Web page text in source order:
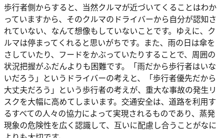
歩行者側からすると、当然クルマが近づいてくることはわか
っていますから、そのクルマのドライバーから自分が認知さ
れていない、なんて想像もしていないことです。ゆえに、ク
ルマは停まってくれると思いがちです。また、雨の日は傘を
さしていたり、フードをかぶっていたりすることで、周囲の
状況把握がふだんよりも困難です。「雨だから歩行者はいな
いだろう」というドライバーの考えと、「歩行者優先だから
大丈夫だろう」という歩行者の考えが、重大な事故の発生リ
スクを大幅に高めてしまいます。交通安全は、道路を利用す
るすべての人々の協力によって実現されるものであり、蒸発
現象の危険性を広く認識して、互いに配慮し合うことがなに